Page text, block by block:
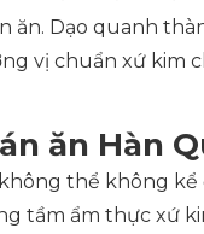
ăn. Dạo quanh
vị chuẩn xứ kim
ăn Hàn
không thể không
tầm ẩm thực xứ